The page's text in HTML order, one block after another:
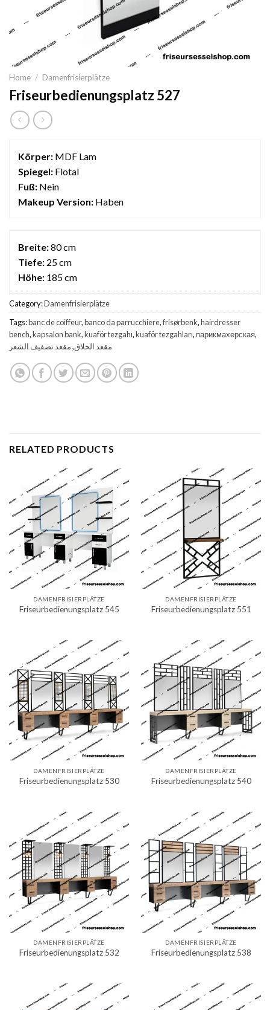
Home / Damenfrisierplätze
Friseurbedienungsplatz 527
Körper: MDF Lam
Spiegel: Flotal
Fuß: Nein
Makeup Version: Haben
Breite:80 cm
Tiefe: 25 cm
Höhe: 185 cm
Category:Damenfrisierplätze
Tags:banc de coiffeur,banco da parrucchiere,frisørbenk,hairdresser
bench,kapsalon bank,kuaför tezgahı,kuaför tezgahları, парикмахерская,
مقعد الحلاق,مقعد تصفيف الشعر
RELATED PRODUCTS
DAMENFRISIERPLÄTZE
Friseurbedienungsplatz 545
DAMENFRISIERPLÄTZE
Friseurbedienungsplatz 551
DAMENFRISIERPLÄTZE
Friseurbedienungsplatz 530
DAMENFRISIERPLÄTZE
Friseurbedienungsplatz 540
DAMENFRISIERPLÄTZE
Friseurbedienungsplatz 532
DAMENFRISIERPLÄTZE
Friseurbedienungsplatz 538